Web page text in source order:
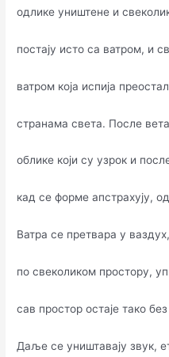
одлике уништене и
постају исто са ватром, и
ватром која испија
странама света. После
облике који су узрок и
кад се форме апстрахују,
Ватра се претвара у
по свеколиком простору,
сав простор остаје тако
Даље се уништавају звук,